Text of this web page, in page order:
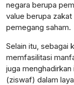
negara berupa
value berupa
pemegang saham.
Selain itu, sebagai
memfasilitasi
juga
(ziswaf) dalam